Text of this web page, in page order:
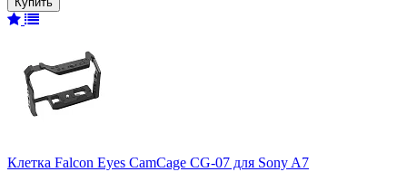
Клетка Falcon Eyes CamCage CG-07 для Sony A7